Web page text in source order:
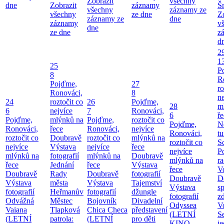
dne
Zobrazit
všechny
záznamy
ze dne
všechny
záznamy ze
dne
záznamy
ze dne
záznamy ze
dne
24
6
Pojďme,
Ronováci,
roztočit co
nejvíce
mlýnků na
řece
Doubravě
Výstava
fotografií
Odvážná
Vaiana
(LETNÍ
25
8
Pojďme,
Ronováci,
roztočit co
nejvíce
mlýnků na
řece
Doubravě
Výstava
fotografií
Jednání
Rady
města
Heřmanův
Městec
Tlapková
patrola:
26
7
Pojďme,
Ronováci,
roztočit co
nejvíce
mlýnků na
řece
Doubravě
Výstava
fotografií
Bojovník
Chica Checa
(LETNÍ
27
8
Pojďme,
Ronováci,
roztočit co
nejvíce
mlýnků na
řece
Doubravě
Výstava
fotografií
Tajemství
džungle
Divadelní
představení
pro děti
28
6
Pojďme,
Ronováci,
roztočit co
nejvíce
mlýnků na
řece
Doubravě
Výstava
fotografií
Odyssea
(LETNÍ